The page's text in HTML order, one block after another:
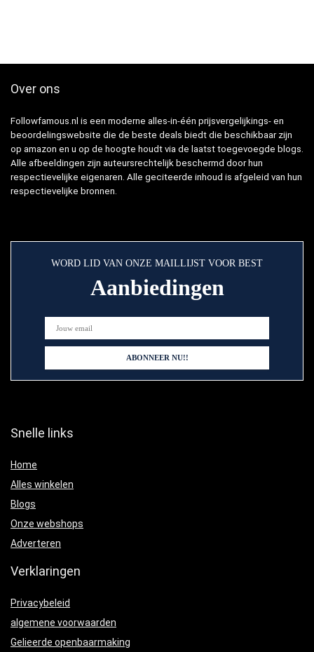
Over ons
Followfamous.nl is een moderne alles-in-één prijsvergelijkings- en
beoordelingswebsite die de beste deals biedt die beschikbaar zijn
op amazon en u op de hoogte houdt via de laatst toegevoegde blogs.
Alle afbeeldingen zijn auteursrechtelijk beschermd door hun
respectievelijke eigenaren. Alle geciteerde inhoud is afgeleid van hun
respectievelijke bronnen.
WORD LID VAN ONZE MAILLIJST VOOR BEST
Aanbiedingen
Snelle links
Home
Alles winkelen
Blogs
Onze webshops
Adverteren
Verklaringen
Privacybeleid
algemene voorwaarden
Gelieerde openbaarmaking